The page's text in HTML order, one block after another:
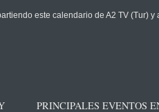
este calendario de A2 TV (Tur)
PRINCIPALES EVENTOS